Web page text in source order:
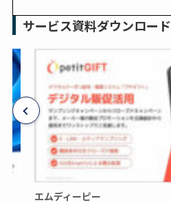
サービス資料ダウンロード
エムディーピー